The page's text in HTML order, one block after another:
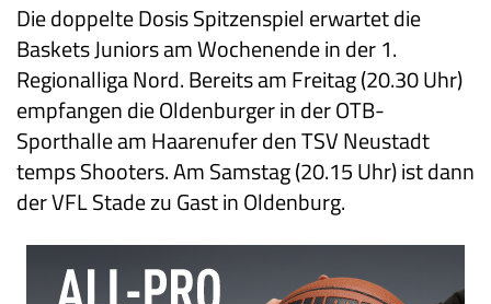
Die doppelte Dosis Spitzenspiel erwartet die
Baskets Juniors am Wochenende in der 1.
Regionalliga Nord. Bereits am Freitag (20.30 Uhr)
empfangen die Oldenburger in der OTB-
Sporthalle am Haarenufer den TSV Neustadt
temps Shooters. Am Samstag (20.15 Uhr) ist dann
der VFL Stade zu Gast in Oldenburg.